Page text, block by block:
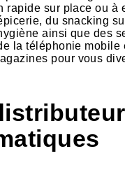
rapide sur place ou à
du snacking
ainsi que des
la téléphonie mobile
pour vous